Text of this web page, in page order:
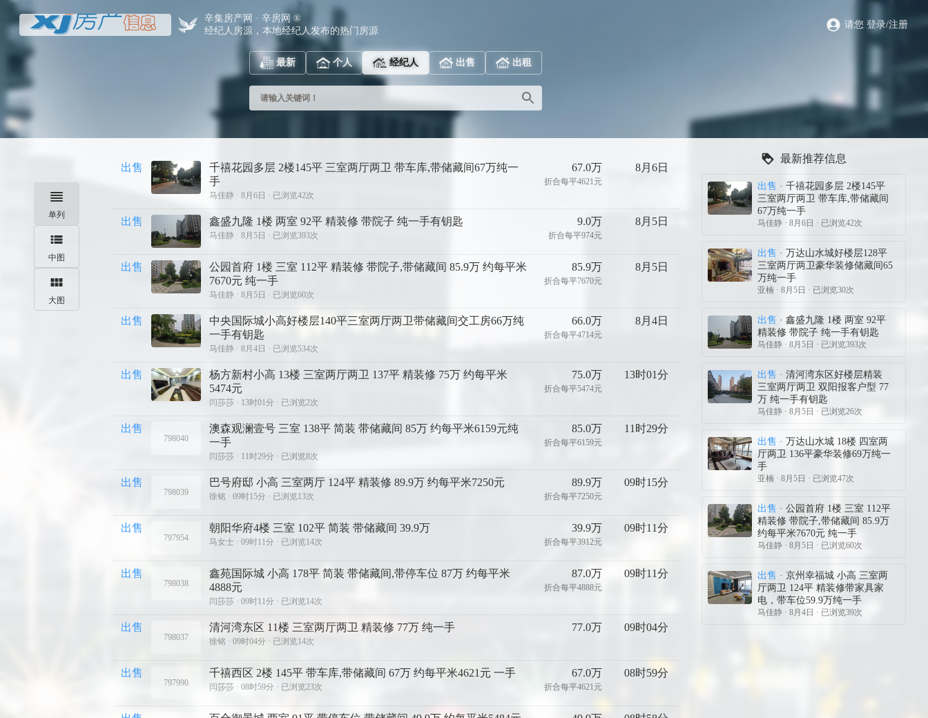
辛集房产网 · 辛房网 ®
经纪人房源，本地经纪人发布的热门房源
请您 登录/注册
最新 个人 经纪人 出售 出租
请输入关键词！
单列
中图
大图
出售
千禧花园多层 2楼145平 三室两厅两卫 带车库,带储藏间67万纯一
手
马佳静 ·8月6日 · 已浏览42次
67.0万
折合每平4621元
8月6日
出售 鑫盛九隆 1楼 两室 92平 精装修 带院子 纯一手有钥匙
马佳静 ·8月5日 · 已浏览393次
9.0万
折合每平974元
8月5日
出售
公园首府 1楼 三室 112平 精装修 带院子,带储藏间 85.9万 约每平米
7670元 纯一手
马佳静 ·8月5日 · 已浏览60次
85.9万
折合每平7670元
8月5日
出售
中央国际城小高好楼层140平三室两厅两卫带储藏间交工房66万纯
一手有钥匙
马佳静 ·8月4日 · 已浏览534次
66.0万
折合每平4714元
8月4日
出售
杨方新村小高 13楼 三室两厅两卫 137平 精装修 75万 约每平米
5474元
闫莎莎 · 13时01分 · 已浏览2次
75.0万
折合每平5474元
13时01分
出售
798040
澳森观澜壹号 三室 138平 简装 带储藏间 85万 约每平米6159元纯
一手
闫莎莎 · 11时29分 · 已浏览8次
85.0万
折合每平6159元
11时29分
出售
798039
巴号府邸 小高 三室两厅 124平 精装修 89.9万 约每平米7250元
徐铭 ·09时15分 · 已浏览13次
89.9万
折合每平7250元
09时15分
出售
797954
朝阳华府4楼 三室 102平 简装 带储藏间 39.9万
马女士 ·09时11分 · 已浏览14次
39.9万
折合每平3912元
09时11分
出售
798038
鑫苑国际城 小高 178平 简装 带储藏间,带停车位 87万 约每平米
4888元
闫莎莎 ·09时11分 · 已浏览14次
87.0万
折合每平4888元
09时11分
出售
798037
清河湾东区 11楼 三室两厅两卫 精装修 77万 纯一手
徐铭 ·09时04分 · 已浏览14次
77.0万 09时04分
出售
797990
千禧西区 2楼 145平 带车库,带储藏间 67万 约每平米4621元 一手
闫莎莎 ·08时59分 · 已浏览23次
67.0万
折合每平4621元
08时59分
最新推荐信息
出售 · 千禧花园多层 2楼145平
三室两厅两卫 带车库,带储藏间
67万纯一手
马佳静· 8月6日 · 已浏览42次
出售 · 万达山水城好楼层128平
三室两厅两卫豪华装修储藏间65
万纯一手
亚楠· 8月5日 · 已浏览30次
出售 · 鑫盛九隆 1楼 两室 92平
精装修 带院子 纯一手有钥匙
马佳静· 8月5日 · 已浏览393次
出售 · 清河湾东区好楼层精装
三室两厅两卫 双阳报客户型 77
万 纯一手有钥匙
马佳静· 8月5日 · 已浏览26次
出售 · 万达山水城 18楼 四室两
厅两卫 136平豪华装修69万纯一
手
亚楠· 8月5日 · 已浏览47次
出售 · 公园首府 1楼 三室 112平
精装修 带院子,带储藏间 85.9万
约每平米7670元 纯一手
马佳静· 8月5日 · 已浏览60次
出售 · 京州幸福城 小高 三室两
厅两卫 124平 精装修带家具家
电，带车位59.9万纯一手
马佳静· 8月4日 · 已浏览39次